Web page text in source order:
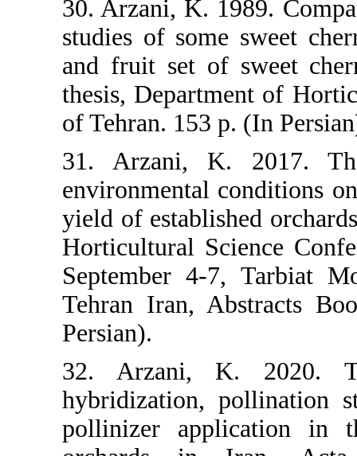
30. Arzani, K.
studies of
and fruit set
thesis,
of Tehran. 153
31. Arzani,
environmental
yield of
Horticultural
September
Tehran Iran,
32. Arzani,
hybridization,
pollinizer